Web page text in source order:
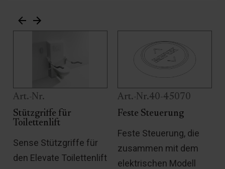
Art.-Nr.
Stützgriffe für
Toilettenlift
Sense Stützgriffe für
den Elevate Toilettenlift
Art.-Nr.40-45070
Feste Steuerung
Feste Steuerung, die
zusammen mit dem
elektrischen Modell